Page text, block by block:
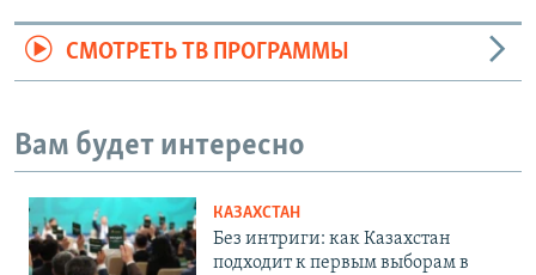
СМОТРЕТЬ ТВ ПРОГРАММЫ
Вам будет интересно
КАЗАХСТАН
Без интриги: как Казахстан
подходит к первым выборам в